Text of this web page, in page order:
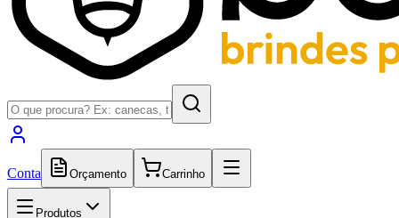
Conta Orçamento Carrinho
Produtos